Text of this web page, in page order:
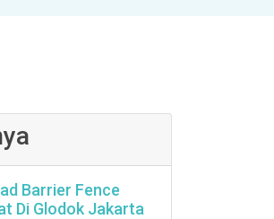
Barrier Fence
Di Glodok Jakarta